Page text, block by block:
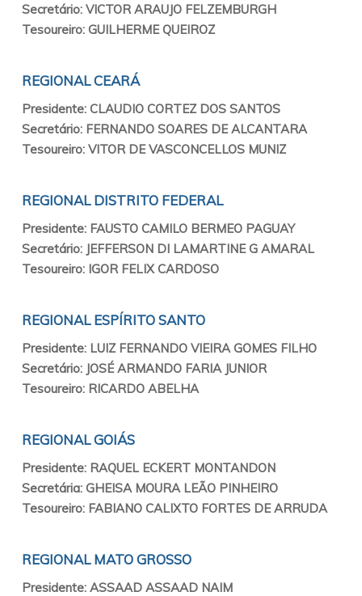
Secretário: VICTOR ARAUJO FELZEMBURGH
Tesoureiro: GUILHERME QUEIROZ
REGIONAL CEARÁ
Presidente: CLAUDIO CORTEZ DOS SANTOS
Secretário: FERNANDO SOARES DE ALCANTARA
Tesoureiro: VITOR DE VASCONCELLOS MUNIZ
REGIONAL DISTRITO FEDERAL
Presidente: FAUSTO CAMILO BERMEO PAGUAY
Secretário: JEFFERSON DI LAMARTINE G AMARAL
Tesoureiro: IGOR FELIX CARDOSO
REGIONAL ESPÍRITO SANTO
Presidente: LUIZ FERNANDO VIEIRA GOMES FILHO
Secretário: JOSÉ ARMANDO FARIA JUNIOR
Tesoureiro: RICARDO ABELHA
REGIONAL GOIÁS
Presidente: RAQUEL ECKERT MONTANDON
Secretária: GHEISA MOURA LEÃO PINHEIRO
Tesoureiro: FABIANO CALIXTO FORTES DE ARRUDA
REGIONAL MATO GROSSO
Presidente: ASSAAD ASSAAD NAIM